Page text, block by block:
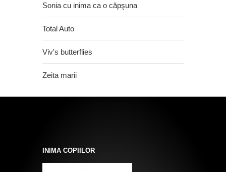
Sonia cu inima ca o căpşuna
Total Auto
Viv's butterflies
Zeita marii
INIMA COPIILOR